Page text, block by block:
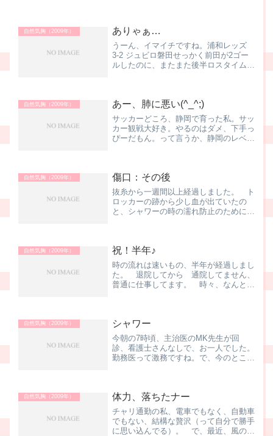
自然気胸（2009年） ありゃぁ…
うーん、イマイチですね。浦和レッズ
3-2 ジュビロ磐田せっかく前田が2ゴー
ルしたのに、またまた後半ロスタイムの
会病院からO市の市...
自然気胸（2009年） あー、肺に悪い(^_^;)
サッカーどころ、静岡で育った私。サッ
カー観戦大好き。やるのはダメ、下手っ
ぴーだもん。って言うか、静岡のレベル
に静岡県の平均からすると...
自然気胸（2009年） 傷口：その後
抜糸から一週間以上経過しました。 ト
ロッカーの跡から少し血が出ていたの
と、シャワーの時の濡れ防止のために絆
た。 別に絆創膏くらい、付...
自然気胸（2009年） 祝！半年♪
時の流れは速いもの、半年が経過しまし
た。 退院してから 通院してません、
普通に仕事してます。 時々、なんとな
半年以上であれば、新たな...
自然気胸（2009年） シャワー
今朝の7時頃、主治医のMK先生が回
診、看護士さんなしで、お一人でした。
勤務医って激務ですね。で、今のところ
スステーションで予約。さき...
自然気胸（2009年） 体力、落ちたナー
チャリ通勤の私、電車でもなく、自動車
でもない、結構な贅沢（って自分で勝手
に思い込んでる）。 で、最近、風の強